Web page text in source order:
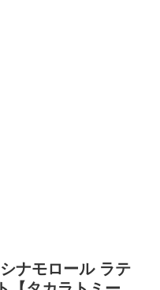
ナモロール ラテ